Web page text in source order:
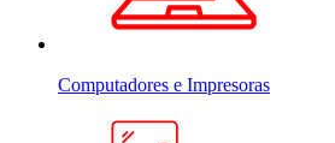
Computadores e Impresoras